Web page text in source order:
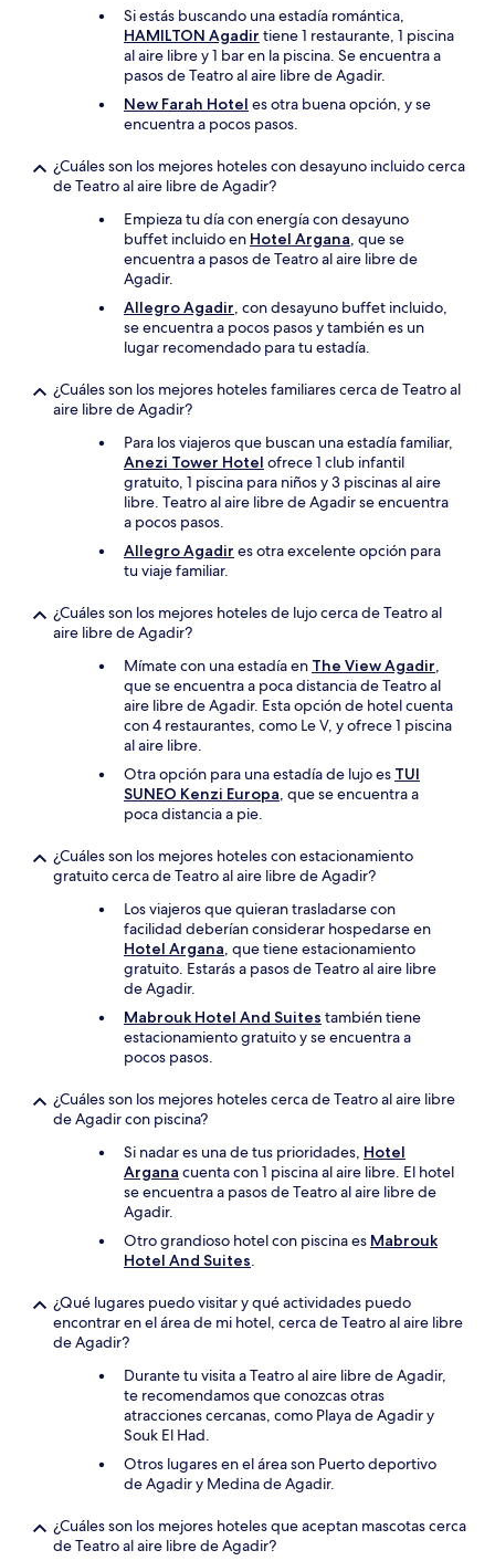
Si estás buscando una estadía romántica,
HAMILTON Agadir tiene 1 restaurante, 1 piscina
al aire libre y 1 bar en la piscina. Se encuentra a
pasos de Teatro al aire libre de Agadir.
New Farah Hotel es otra buena opción, y se
encuentra a pocos pasos.
¿Cuáles son los mejores hoteles con desayuno incluido cerca
de Teatro al aire libre de Agadir?
Empieza tu día con energía con desayuno
buffet incluido en Hotel Argana, que se
encuentra a pasos de Teatro al aire libre de
Agadir.
Allegro Agadir, con desayuno buffet incluido,
se encuentra a pocos pasos y también es un
lugar recomendado para tu estadía.
¿Cuáles son los mejores hoteles familiares cerca de Teatro al
aire libre de Agadir?
Para los viajeros que buscan una estadía familiar,
Anezi Tower Hotel ofrece 1 club infantil
gratuito, 1 piscina para niños y 3 piscinas al aire
libre. Teatro al aire libre de Agadir se encuentra
a pocos pasos.
Allegro Agadir es otra excelente opción para
tu viaje familiar.
¿Cuáles son los mejores hoteles de lujo cerca de Teatro al
aire libre de Agadir?
Mímate con una estadía en The View Agadir,
que se encuentra a poca distancia de Teatro al
aire libre de Agadir. Esta opción de hotel cuenta
con 4 restaurantes, como Le V, y ofrece 1 piscina
al aire libre.
Otra opción para una estadía de lujo es TUI
SUNEO Kenzi Europa, que se encuentra a
poca distancia a pie.
¿Cuáles son los mejores hoteles con estacionamiento
gratuito cerca de Teatro al aire libre de Agadir?
Los viajeros que quieran trasladarse con
facilidad deberían considerar hospedarse en
Hotel Argana, que tiene estacionamiento
gratuito. Estarás a pasos de Teatro al aire libre
de Agadir.
Mabrouk Hotel And Suites también tiene
estacionamiento gratuito y se encuentra a
pocos pasos.
¿Cuáles son los mejores hoteles cerca de Teatro al aire libre
de Agadir con piscina?
Si nadar es una de tus prioridades, Hotel
Argana cuenta con 1 piscina al aire libre. El hotel
se encuentra a pasos de Teatro al aire libre de
Agadir.
Otro grandioso hotel con piscina es Mabrouk
Hotel And Suites.
¿Qué lugares puedo visitar y qué actividades puedo
encontrar en el área de mi hotel, cerca de Teatro al aire libre
de Agadir?
Durante tu visita a Teatro al aire libre de Agadir,
te recomendamos que conozcas otras
atracciones cercanas, como Playa de Agadir y
Souk El Had.
Otros lugares en el área son Puerto deportivo
de Agadir y Medina de Agadir.
¿Cuáles son los mejores hoteles que aceptan mascotas cerca
de Teatro al aire libre de Agadir?